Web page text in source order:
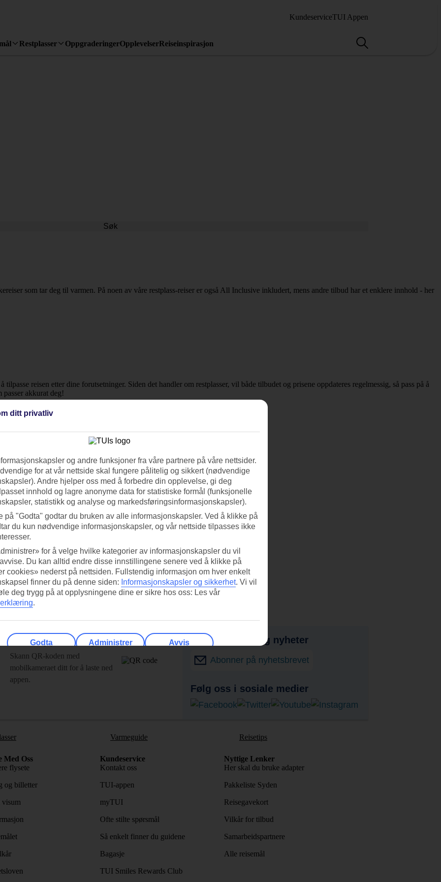
KundeserviceTUI Appen
Restplasser OppgraderingerOpplevelserReiseinspirasjon
Søk
som tar deg til varmen. På noen av våre restplass-reiser er også All Inclusive inkludert, mens andre tilbud har et enklere innhold - her
reisen etter dine forutsetninger. Siden det handler om restplasser, vil både tilbudet og prisene oppdateres regelmessig, så pass på å
passer akkurat deg!
TUI-appen i dag!
Skann QR-koden med
mobilkameraet ditt for å laste ned
appen.
Få tilbud, tips og nyheter
Abonner på nyhetsbrevet
Følg oss i sosiale medier
Varmeguide Reisetips
Med Oss
flysete
og billetter
visum
Kundeservice
Kontakt oss
TUI-appen
myTUI
Ofte stilte spørsmål
Så enkelt finner du guidene
Bagasje
TUI Smiles Rewards Club
Nyttige Lenker
Her skal du bruke adapter
Pakkeliste Syden
Reisegavekort
Vilkår for tilbud
Samarbeidspartnere
Alle reisemål
ditt privatliv
og andre funksjoner fra våre partnere på våre nettsider.
for at vår nettside skal fungere pålitelig og sikkert (nødvendige
Andre hjelper oss med å forbedre din opplevelse, gi deg
innhold og lagre anonyme data for statistiske formål (funksjonelle
statistikk og analyse og markedsføringsinformasjonskapsler).
på "Godta" godtar du bruken av alle informasjonskapsler. Ved å klikke på
du kun nødvendige informasjonskapsler, og vår nettside tilpasses ikke
for å velge hvilke kategorier av informasjonskapsler du vil
Du kan alltid endre disse innstillingene senere ved å klikke på
cookies» nederst på nettsiden. Fullstendig informasjon om hver enkelt
finner du på denne siden: Informasjonskapsler og sikkerhet. Vi vil
deg trygg på at opplysningene dine er sikre hos oss: Les vår
.
Godta Administrer Avvis